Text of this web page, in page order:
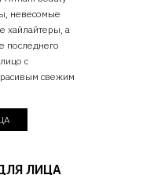
невесомые
хайлайтеры, а
последнего
с
свежим
ЛИЦА